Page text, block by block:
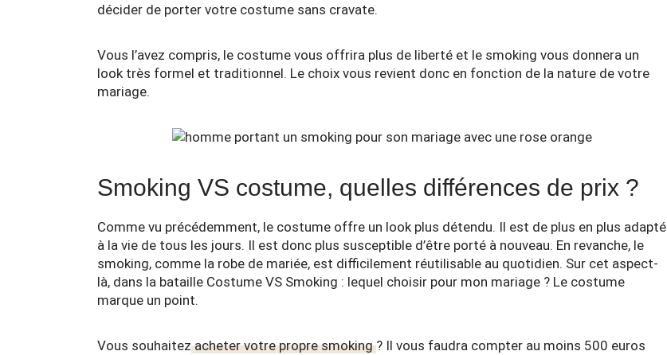
décider de porter votre costume sans cravate.
Vous l’avez compris, le costume vous offrira plus de liberté et le smoking vous donnera un
look très formel et traditionnel. Le choix vous revient donc en fonction de la nature de votre
mariage.
Smoking VS costume, quelles différences de prix ?
Comme vu précédemment, le costume offre un look plus détendu. Il est de plus en plus adapté
à la vie de tous les jours. Il est donc plus susceptible d’être porté à nouveau. En revanche, le
smoking, comme la robe de mariée, est difficilement réutilisable au quotidien. Sur cet aspect-
là, dans la bataille Costume VS Smoking : lequel choisir pour mon mariage ? Le costume
marque un point.
Vous souhaitezacheter votre propre smoking? Il vous faudra compter au moins 500 euros